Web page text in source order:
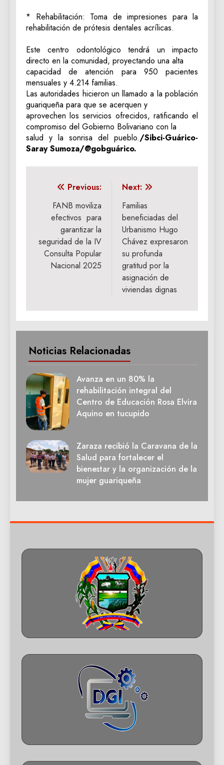
* Rehabilitación: Toma de impresiones para la
rehabilitación de prótesis dentales acrílicas.
‎Este centro odontológico tendrá un impacto
directo en la comunidad, proyectando una alta
capacidad de atención para 950 pacientes
mensuales y 4.214 familias.
‎Las autoridades hicieron un llamado a la población
guariqueña para que se acerquen y
aprovechen los servicios ofrecidos, ratificando el
compromiso del Gobierno Bolivariano con la
salud y la sonrisa del pueblo./‎Sibci-Guárico-‎
Saray Sumoza/@gobguárico.
Navegación
entradas
Previous:
FANB moviliza
efectivos para
garantizar la
seguridad de la IV
Consulta Popular
Nacional 2025
Next:
Familias
beneficiadas del
Urbanismo Hugo
Chávez expresaron
su profunda
gratitud por la
asignación de
viviendas dignas
Noticias Relacionadas
Avanza en un 80% la
rehabilitación integral del
Centro de Educación Rosa Elvira
Aquino en tucupido
Zaraza recibió la Caravana de la
Salud para fortalecer el
bienestar y la organización de la
mujer guariqueña